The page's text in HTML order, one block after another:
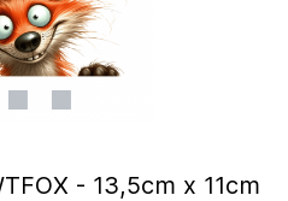
- 13,5cm x 11cm